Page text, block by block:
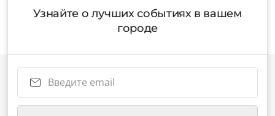
Узнайте о лучших событиях в вашем
городе